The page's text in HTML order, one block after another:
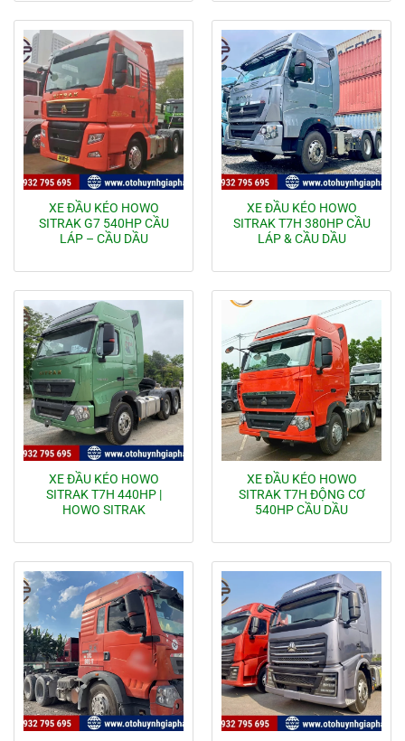
XE ĐẦU KÉO HOWO
SITRAK G7 540HP CẦU
LÁP – CẦU DẦU
XE ĐẦU KÉO HOWO
SITRAK T7H 380HP CẦU
LÁP & CẦU DẦU
XE ĐẦU KÉO HOWO
SITRAK T7H 440HP |
HOWO SITRAK
XE ĐẦU KÉO HOWO
SITRAK T7H ĐỘNG CƠ
540HP CẦU DẦU